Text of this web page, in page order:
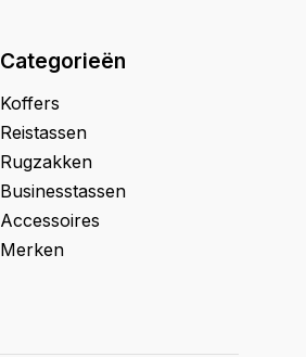
Categorieën
Koffers
Reistassen
Rugzakken
Businesstassen
Accessoires
Merken